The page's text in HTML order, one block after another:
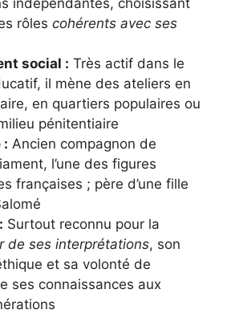
rôles cohérents avec ses
social : Très actif dans le
il mène des ateliers en
en quartiers populaires ou
pénitentiaire
: Ancien compagnon de
l’une des figures
françaises ; père d’une fille
Surtout reconnu pour la
de ses interprétations, son
et sa volonté de
ses connaissances aux